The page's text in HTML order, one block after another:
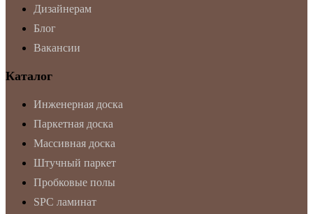
Дизайнерам
Блог
Вакансии
Каталог
Инженерная доска
Паркетная доска
Массивная доска
Штучный паркет
Пробковые полы
SPC ламинат